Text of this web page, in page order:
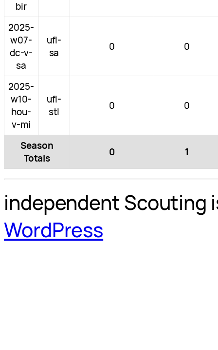
bir
2025-
w07-
dc-v-
sa
ufl-
sa
0 0
2025-
w10-
hou-
v-mi
ufl-
stl
0 0
Season
Totals
0 1
independent Scouting
WordPress